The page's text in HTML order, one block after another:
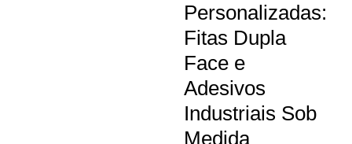
Personalizadas:
Fitas Dupla
Face e
Adesivos
Industriais Sob
Medida